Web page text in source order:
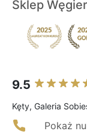
Sklep
9.5
Kęty, Galeria
Pokaż